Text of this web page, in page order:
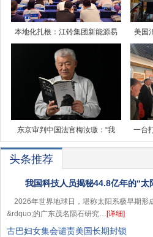
本地化扎根：江铃集团新能源易 美国
东京审判中国法官梅汝璈：“我 一台
头条推荐
我国科技人员揭秘44.8亿年的“太
2026年世界地球日，堪称太阳系极早期形
&rdquo;的广东茂名陨石研究…[详细]
古巴妇女集会谴责美国长期封锁